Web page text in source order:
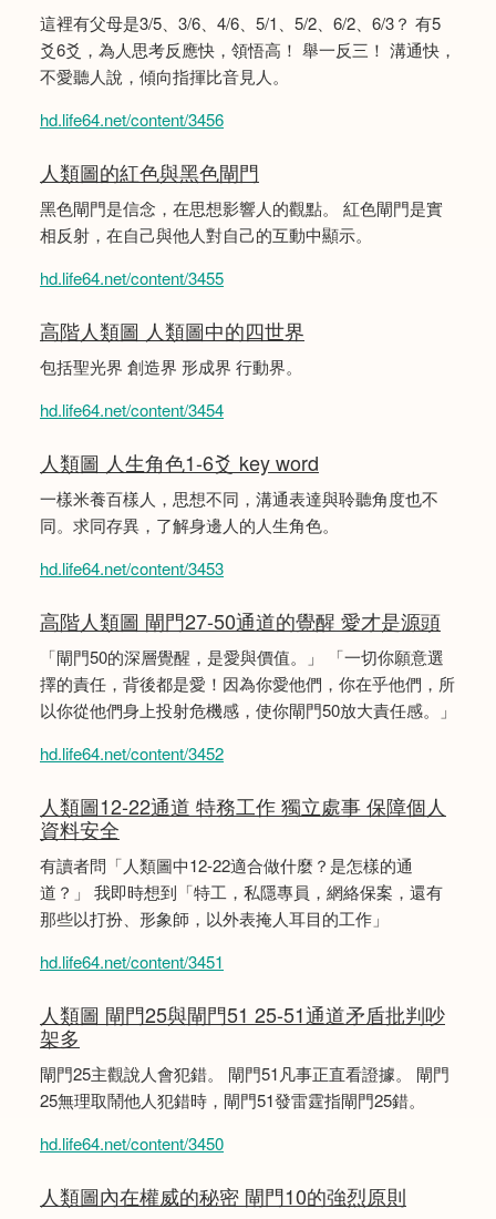
這裡有父母是3/5、3/6、4/6、5/1、5/2、6/2、6/3？ 有5
爻6爻，為人思考反應快，領悟高！ 舉一反三！ 溝通快，
不愛聽人說，傾向指揮比音見人。
hd.life64.net/content/3456
人類圖的紅色與黑色閘門
黑色閘門是信念，在思想影響人的觀點。 紅色閘門是實
相反射，在自己與他人對自己的互動中顯示。
hd.life64.net/content/3455
高階人類圖 人類圖中的四世界
包括聖光界 創造界 形成界 行動界。
hd.life64.net/content/3454
人類圖 人生角色1-6爻 key word
一樣米養百樣人，思想不同，溝通表達與聆聽角度也不
同。求同存異，了解身邊人的人生角色。
hd.life64.net/content/3453
高階人類圖 閘門27-50通道的覺醒 愛才是源頭
「閘門50的深層覺醒，是愛與價值。」 「一切你願意選
擇的責任，背後都是愛！因為你愛他們，你在乎他們，所
以你從他們身上投射危機感，使你閘門50放大責任感。」
hd.life64.net/content/3452
人類圖12-22通道 特務工作 獨立處事 保障個人
資料安全
有讀者問「人類圖中12-22適合做什麼？是怎樣的通
道？」 我即時想到「特工，私隱專員，網絡保案，還有
那些以打扮、形象師，以外表掩人耳目的工作」
hd.life64.net/content/3451
人類圖 閘門25與閘門51 25-51通道矛盾批判吵
架多
閘門25主觀說人會犯錯。 閘門51凡事正直看證據。 閘門
25無理取鬧他人犯錯時，閘門51發雷霆指閘門25錯。
hd.life64.net/content/3450
人類圖內在權威的秘密 閘門10的強烈原則